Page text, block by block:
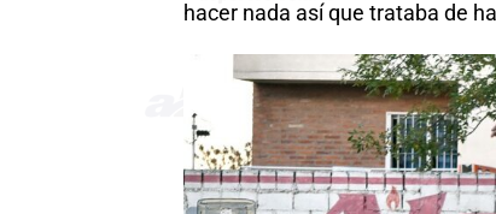
hacer nada así que trataba de